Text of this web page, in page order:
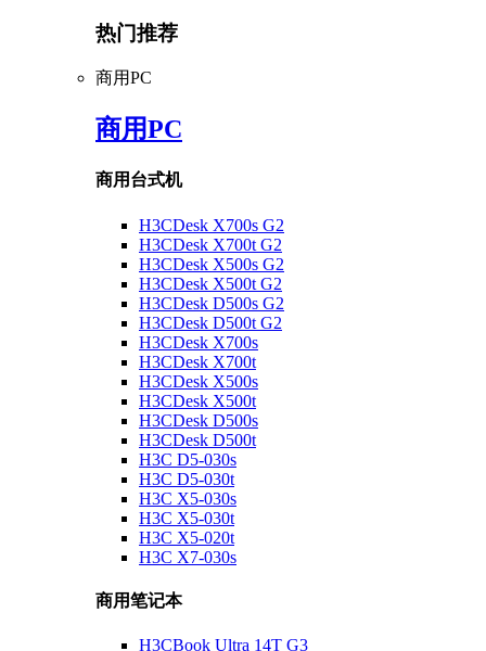
热门推荐
商用PC
商用PC
商用台式机
H3CDesk X700s G2
H3CDesk X700t G2
H3CDesk X500s G2
H3CDesk X500t G2
H3CDesk D500s G2
H3CDesk D500t G2
H3CDesk X700s
H3CDesk X700t
H3CDesk X500s
H3CDesk X500t
H3CDesk D500s
H3CDesk D500t
H3C D5-030s
H3C D5-030t
H3C X5-030s
H3C X5-030t
H3C X5-020t
H3C X7-030s
商用笔记本
H3CBook Ultra 14T G3